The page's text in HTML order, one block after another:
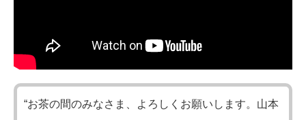
“お茶の間のみなさま、よろしくお願いします。山本